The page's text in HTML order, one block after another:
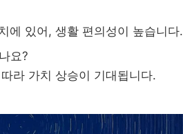
에 있어, 생활 편의성이 높습니다.
요?
라 가치 상승이 기대됩니다.